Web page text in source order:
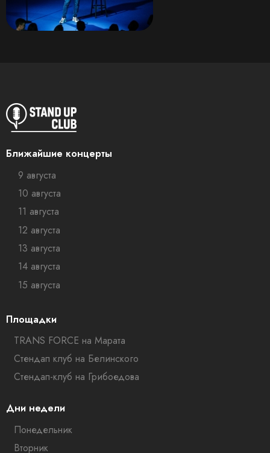
Ближайшие концерты
9 августа
10 августа
11 августа
12 августа
13 августа
14 августа
15 августа
Площадки
TRANS FORCE на Марата
Стендап клуб на Белинского
Стендап-клуб на Грибоедова
Дни недели
Понедельник
Вторник